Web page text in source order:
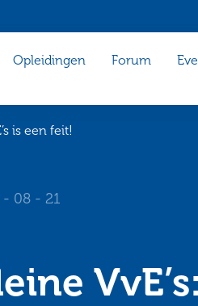
Opleidingen Forum
is een feit!
- 08 - 21